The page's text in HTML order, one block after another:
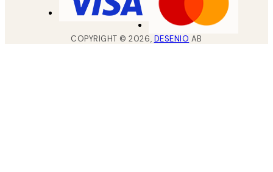
COPYRIGHT ©2026, DESENIO AB